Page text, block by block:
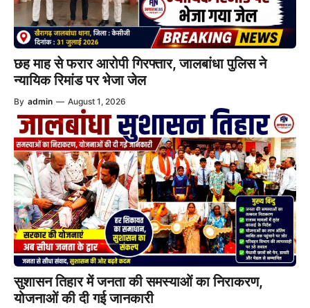
छह माह से फरार आरोपी गिरफ्तार, जालबांधा पुलिस ने
न्यायिक रिमांड पर भेजा जेल
By admin — August 1, 2026
सुशासन तिहार में जनता की समस्याओं का निराकरण,
योजनाओं की दी गई जानकारी